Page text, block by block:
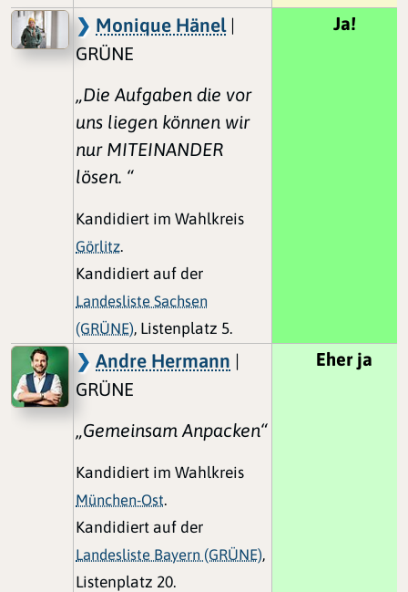
Monique Hänel|
GRÜNE
„Die Aufgaben die vor
uns liegen können wir
nur MITEINANDER
lösen. “
Kandidiert im Wahlkreis
Görlitz.
Kandidiert auf der
Landesliste Sachsen
(GRÜNE), Listenplatz 5.
Ja!
Andre Hermann |
GRÜNE
„Gemeinsam Anpacken“
Kandidiert im Wahlkreis
München-Ost.
Kandidiert auf der
Landesliste Bayern (GRÜNE),
Listenplatz 20.
Eher ja